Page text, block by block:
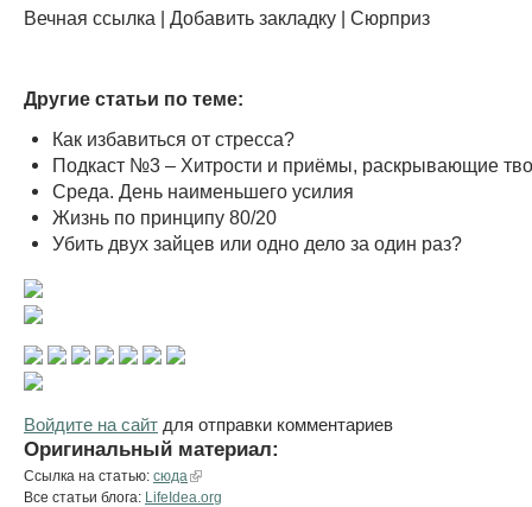
Вечная ссылка | Добавить закладку | Сюрприз
Другие статьи по теме:
Как избавиться от стресса?
Подкаст №3 – Хитрости и приёмы, раскрывающие
Среда. День наименьшего усилия
Жизнь по принципу 80/20
Убить двух зайцев или одно дело за один раз?
Войдите на сайт для отправки комментариев
Оригинальный материал:
Ссылка на статью: сюда
Все статьи блога: LifeIdea.org